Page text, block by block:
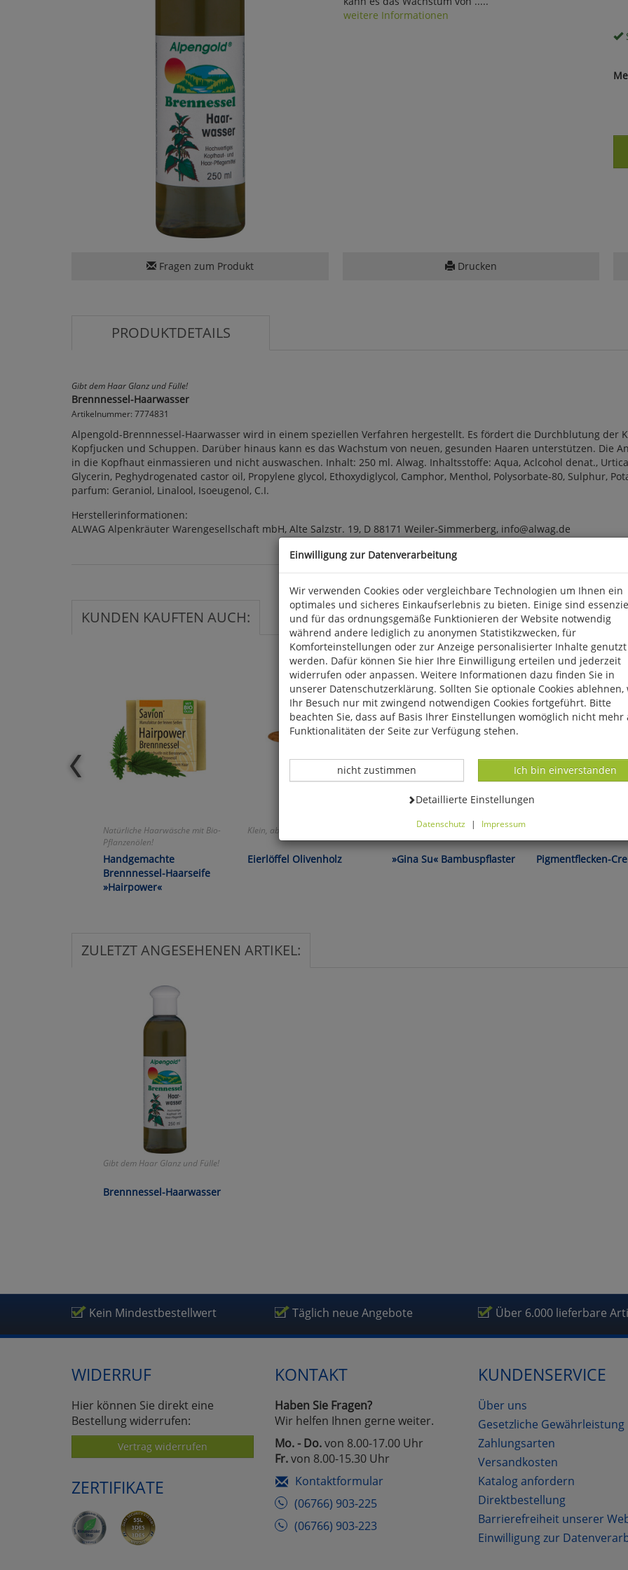
weitere Informationen
Fragen zum Produkt Drucken
PRODUKTDETAILS
Gibt dem Haar Glanz und Fülle!
Brennnessel-Haarwasser
Artikelnummer: 7774831
Alpengold-Brennnessel-Haarwasser wird in einem speziellen Verfahren hergestellt. Es fördert die Durchblutung der
Kopfjucken und Schuppen. Darüber hinaus kann es das Wachstum von neuen, gesunden Haaren unterstützen. Die
in die Kopfhaut einmassieren und nicht auswaschen. Inhalt: 250 ml. Alwag. Inhaltsstoffe: Aqua, Aclcohol denat.,
Glycerin, Peghydrogenated castor oil, Propylene glycol, Ethoxydiglycol, Camphor, Menthol, Polysorbate-80, Sulphur,
parfum: Geraniol, Linalool, Isoeugenol, C.I.
Herstellerinformationen:
ALWAG Alpenkräuter Warengesellschaft mbH, Alte Salzstr. 19, D 88171 Weiler-Simmerberg, info@alwag.de
KUNDEN KAUFTEN AUCH:
Natürliche Haarwäsche mit Bio-
Pflanzenölen!
Handgemachte
Brennnessel-Haarseife
»Hairpower«
Klein, aber oho!
Eierlöffel Olivenholz
Steigern Sie Ihr Wohlbefinden!
»Gina Su« Bambuspflaster Pigmentflecken-
ZULETZT ANGESEHENEN ARTIKEL:
Gibt dem Haar Glanz und Fülle!
Brennnessel-Haarwasser
Kein Mindestbestellwert Täglich neue Angebote Über 6.000 lieferbare
WIDERRUF
Hier können Sie direkt eine
Bestellung widerrufen:
Vertrag widerrufen
ZERTIFIKATE
KONTAKT
Haben Sie Fragen?
Wir helfen Ihnen gerne weiter.
Mo. - Do.von 8.00-17.00 Uhr
Fr.von 8.00-15.30 Uhr
Kontaktformular
(06766) 903-225
(06766) 903-223
KUNDENSERVICE
Über uns
Gesetzliche Gewährleistung
Zahlungsarten
Versandkosten
Katalog anfordern
Direktbestellung
Barrierefreiheit unserer
Einwilligung zur
Einwilligung zur Datenverarbeitung
Wir verwenden Cookies oder vergleichbare Technologien um Ihnen ein
optimales und sicheres Einkaufserlebnis zu bieten. Einige sind
und für das ordnungsgemäße Funktionieren der Website notwendig
während andere lediglich zu anonymen Statistikzwecken, für
Komforteinstellungen oder zur Anzeige personalisierter Inhalte genutzt
werden. Dafür können Sie hier Ihre Einwilligung erteilen und jederzeit
widerrufen oder anpassen. Weitere Informationen dazu finden Sie in
unserer Datenschutzerklärung. Sollten Sie optionale Cookies ablehnen,
Ihr Besuch nur mit zwingend notwendigen Cookies fortgeführt. Bitte
beachten Sie, dass auf Basis Ihrer Einstellungen womöglich nicht mehr
Funktionalitäten der Seite zur Verfügung stehen.
Datenverarbeitung -
Ich bin einverstanden
Datenverarbeitung -
nicht zustimmen
Datenverarbeitung -
Detaillierte Einstellungen
Datenschutz | Impressum
Cookies ablehnen, wird Ihr Besuch nur mit zwingend notwendigen
fortgeführt. Bitte beachten Sie, dass auf Basis Ihrer Einstellungen